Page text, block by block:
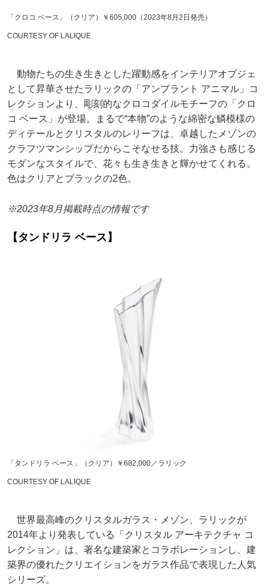
「クロコ ベース」（クリア）￥605,000（2023年8月2日発売）
COURTESY OF LALIQUE
動物たちの生き生きとした躍動感をインテリアオブジェ
として昇華させたラリックの「アンプラント アニマル」コ
レクションより、彫刻的なクロコダイルモチーフの「クロ
コ ベース」が登場。まるで“本物”のような綿密な鱗模様の
ディテールとクリスタルのレリーフは、卓越したメゾンの
クラフツマンシップだからこそなせる技。力強さも感じる
モダンなスタイルで、花々も生き生きと輝かせてくれる。
色はクリアとブラックの2色。
※2023年8月掲載時点の情報です
【タンドリラ ベース】
「タンドリラ ベース」（クリア）￥682,000／ラリック
COURTESY OF LALIQUE
世界最高峰のクリスタルガラス・メゾン、ラリックが
2014年より発表している「クリスタル アーキテクチャ コ
レクション」は、著名な建築家とコラボレーションし、建
築界の優れたクリエイションをガラス作品で表現した人気
シリーズ。